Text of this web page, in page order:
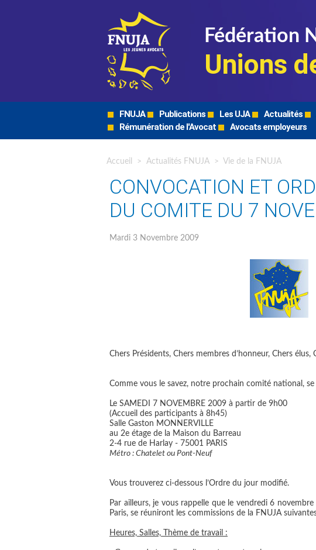
Fédération
Unions
FNUJA Publications Les UJA Actualités
Rémunération de l'Avocat
Avocats employeurs
Accueil > Actualités FNUJA > Vie de la FNUJA
CONVOCATION ET
DU COMITE DU 7
Mardi 3 Novembre 2009
Chers Présidents, Chers membres d’honneur, Chers élus,
Comme vous le savez, notre prochain comité national,
Le SAMEDI 7 NOVEMBRE 2009 à partir de 9h00
(Accueil des participants à 8h45)
Salle Gaston MONNERVILLE
au 2e étage de la Maison du Barreau
2-4 rue de Harlay - 75001 PARIS
Métro : Chatelet ou Pont-Neuf
Vous trouverez ci-dessous l’Ordre du jour modifié.
Par ailleurs, je vous rappelle que le vendredi 6
Paris, se réuniront les commissions de la FNUJA
Heures, Salles, Thème de travail :